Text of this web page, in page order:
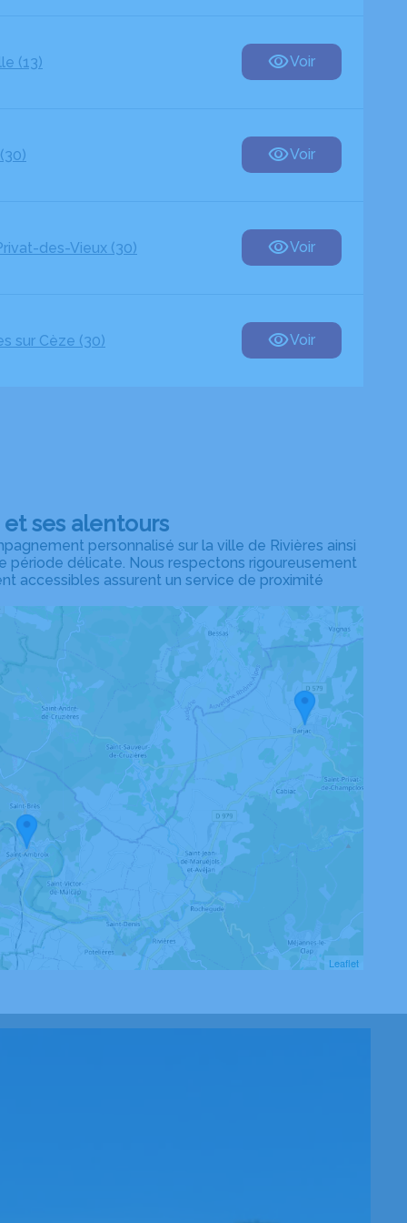
(13) Voir
Voir
des-Vieux (30) Voir
sur Cèze (30) Voir
ses alentours
personnalisé sur la ville de Rivières ainsi
délicate. Nous respectons rigoureusement
accessibles assurent un service de proximité
Leaflet